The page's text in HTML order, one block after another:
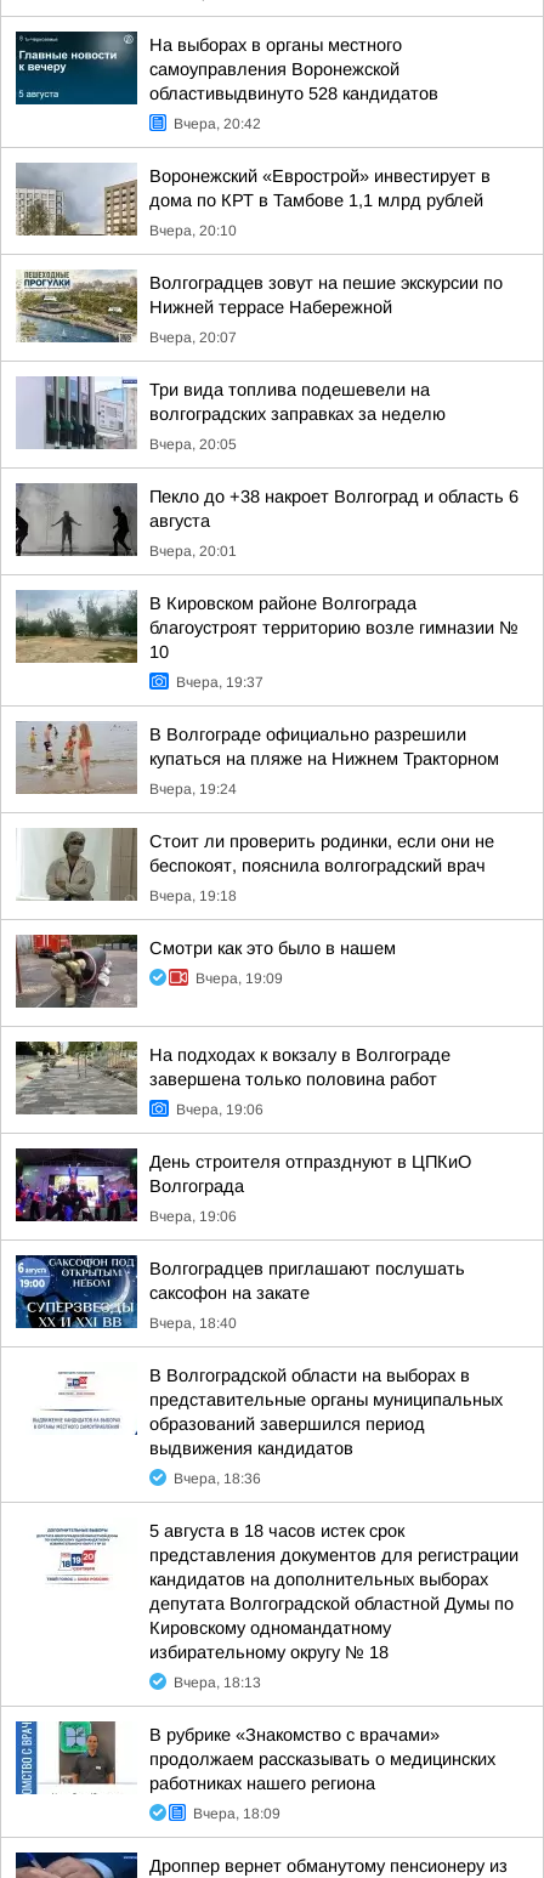
На выборах в органы местного
самоуправления Воронежской
областивыдвинуто 528 кандидатов
Вчера, 20:42
Воронежский «Еврострой» инвестирует в
дома по КРТ в Тамбове 1,1 млрд рублей
Вчера, 20:10
Волгоградцев зовут на пешие экскурсии по
Нижней террасе Набережной
Вчера, 20:07
Три вида топлива подешевели на
волгоградских заправках за неделю
Вчера, 20:05
Пекло до +38 накроет Волгоград и область 6
августа
Вчера, 20:01
В Кировском районе Волгограда
благоустроят территорию возле гимназии №
10
Вчера, 19:37
В Волгограде официально разрешили
купаться на пляже на Нижнем Тракторном
Вчера, 19:24
Стоит ли проверить родинки, если они не
беспокоят, пояснила волгоградский врач
Вчера, 19:18
Смотри как это было в нашем
Вчера, 19:09
На подходах к вокзалу в Волгограде
завершена только половина работ
Вчера, 19:06
День строителя отпразднуют в ЦПКиО
Волгограда
Вчера, 19:06
Волгоградцев приглашают послушать
саксофон на закате
Вчера, 18:40
В Волгоградской области на выборах в
представительные органы муниципальных
образований завершился период
выдвижения кандидатов
Вчера, 18:36
5 августа в 18 часов истек срок
представления документов для регистрации
кандидатов на дополнительных выборах
депутата Волгоградской областной Думы по
Кировскому одномандатному
избирательному округу № 18
Вчера, 18:13
В рубрике «Знакомство с врачами»
продолжаем рассказывать о медицинских
работниках нашего региона
Вчера, 18:09
Дроппер вернет обманутому пенсионеру из